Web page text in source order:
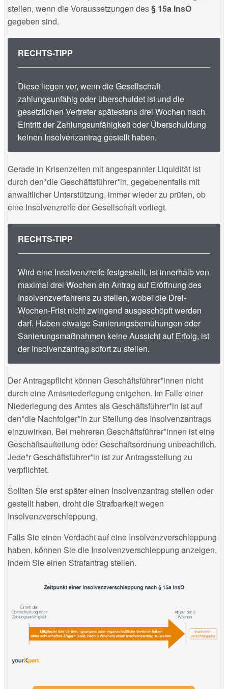
stellen, wenn die Voraussetzungen des§ 15a InsO
gegeben sind.
RECHTS-TIPP
Diese liegen vor, wenn die Gesellschaft
zahlungsunfähig oder überschuldet ist und die
gesetzlichen Vertreter spätestens drei Wochen nach
Eintritt der Zahlungsunfähigkeit oder Überschuldung
keinen Insolvenzantrag gestellt haben.
Gerade in Krisenzeiten mit angespannter Liquidität ist
durch den*die Geschäftsführer*in, gegebenenfalls mit
anwaltlicher Unterstützung, immer wieder zu prüfen, ob
eine Insolvenzreife der Gesellschaft vorliegt.
RECHTS-TIPP
Wird eine Insolvenzreife festgestellt, ist innerhalb von
maximal drei Wochen ein Antrag auf Eröffnung des
Insolvenzverfahrens zu stellen, wobei die Drei-
Wochen-Frist nicht zwingend ausgeschöpft werden
darf. Haben etwaige Sanierungsbemühungen oder
Sanierungsmaßnahmen keine Aussicht auf Erfolg, ist
der Insolvenzantrag sofort zu stellen.
Der Antragspflicht können Geschäftsführer*innen nicht
durch eine Amtsniederlegung entgehen. Im Falle einer
Niederlegung des Amtes als Geschäftsführer*in ist auf
den*die Nachfolger*in zur Stellung des Insolvenzantrags
einzuwirken. Bei mehreren Geschäftsführer*innen ist eine
Geschäftsaufteilung oder Geschäftsordnung unbeachtlich.
Jede*r Geschäftsführer*in ist zur Antragsstellung zu
verpflichtet.
Sollten Sie erst später einen Insolvenzantrag stellen oder
gestellt haben, droht die Strafbarkeit wegen
Insolvenzverschleppung.
Falls Sie einen Verdacht auf eine Insolvenzverschleppung
haben, können Sie die Insolvenzverschleppung anzeigen,
indem Sie einen Strafantrag stellen.